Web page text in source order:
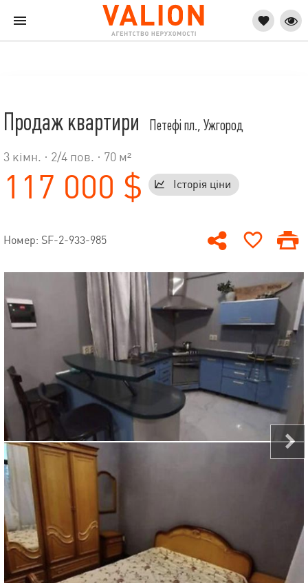
Продаж квартири Петефі пл., Ужгород
3 кімн. · 2/4 пов. · 70 м²
117 000 $ Історія ціни
Номер: SF-2-933-985